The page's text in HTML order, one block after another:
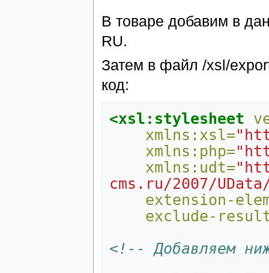
В товаре добавим в
RU.
Затем в файл /xsl/
код:
<xsl:stylesheet
xmlns:xsl=
xmlns:php=
xmlns:udt=
cms.ru/2007/
extension-
exclude-
<!-- Добавляем